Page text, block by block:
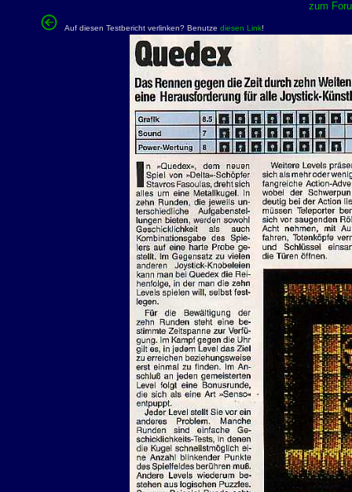
zum
Auf diesen Testbericht verlinken? Benutze diesen Link!